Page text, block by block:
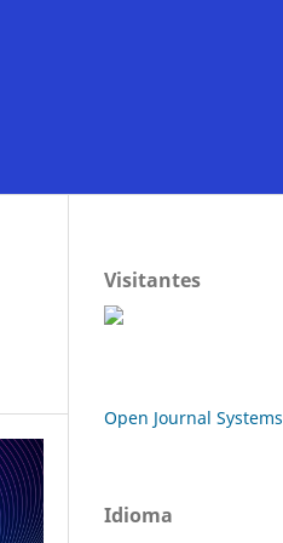
Visitantes
Open Journal Systems
Idioma